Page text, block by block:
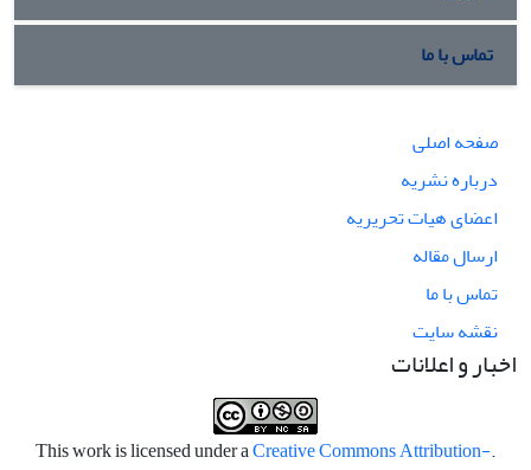
تماس با ما
صفحه اصلی
درباره نشریه
اعضای هیات تحریریه
ارسال مقاله
تماس با ما
نقشه سایت
اخبار و اعلانات
.This work is licensed under a
Creative Commons Attribution-